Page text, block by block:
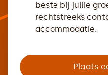
beste bij jullie
rechtstreeks
accommodatie.
Plaats